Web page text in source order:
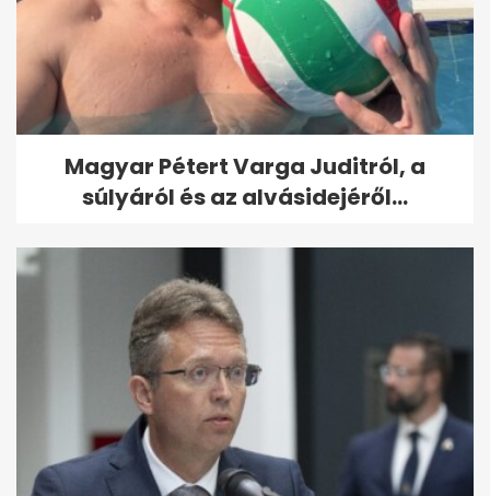
Magyar Pétert Varga Juditról, a
súlyáról és az alvásidejéről...